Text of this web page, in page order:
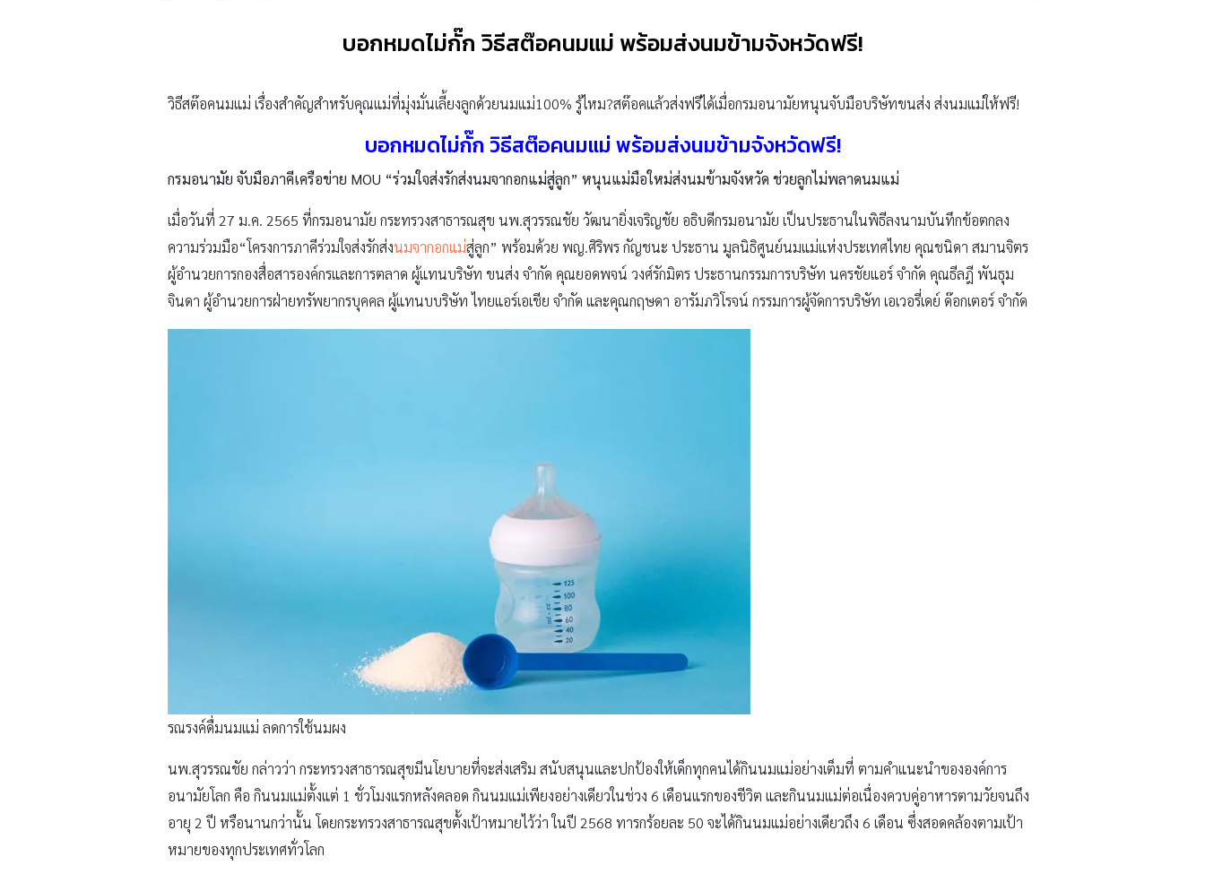
บอกหมดไม่กั๊ก วิธีสต๊อคนมแม่ พร้อมส่งนมข้ามจังหวัดฟรี!
วิธีสต๊อคนมแม่ เรื่องสำคัญสำหรับคุณแม่ที่มุ่งมั่นเลี้ยงลูกด้วยนมแม่100% รู้ไหม?สต๊อคแล้วส่งฟรีได้เมื่อกรมอนามัยหนุนจับมือบริษัทขนส่ง ส่งนมแม่ให้ฟรี!
บอกหมดไม่กั๊ก วิธีสต๊อคนมแม่ พร้อมส่งนมข้ามจังหวัดฟรี!
กรมอนามัย จับมือภาคีเครือข่าย MOU “ร่วมใจส่งรักส่งนมจากอกแม่สู่ลูก” หนุนแม่มือใหม่ส่งนมข้ามจังหวัด ช่วยลูกไม่พลาดนมแม่
​เมื่อวันที่ 27 ม.ค. 2565 ที่กรมอนามัย กระทรวงสาธารณสุข นพ.สุวรรณชัย วัฒนายิ่งเจริญชัย อธิบดีกรมอนามัย เป็นประธานในพิธีลงนามบันทึกข้อตกลง
ความร่วมมือ“โครงการภาคีร่วมใจส่งรักส่งนมจากอกแม่สู่ลูก” พร้อมด้วย พญ.ศิริพร กัญชนะ ประธาน มูลนิธิศูนย์นมแม่แห่งประเทศไทย คุณชนิดา สมานจิตร
ผู้อำนวยการกองสื่อสารองค์กรและการตลาด ผู้แทนบริษัท ขนส่ง จำกัด คุณยอดพจน์ วงศ์รักมิตร ประธานกรรมการบริษัท นครชัยแอร์ จำกัด คุณธีลฎี พันธุม
จินดา ผู้อำนวยการฝ่ายทรัพยากรบุคคล ผู้แทนบบริษัท ไทยแอร์เอเชีย จำกัด และคุณกฤษดา อารัมภวิโรจน์ กรรมการผู้จัดการบริษัท เอเวอรี่เดย์ ด๊อกเตอร์ จำกัด
รณรงค์ดื่มนมแม่ ลดการใช้นมผง
นพ.สุวรรณชัย กล่าวว่า กระทรวงสาธารณสุขมีนโยบายที่จะส่งเสริม สนับสนุนและปกป้องให้เด็กทุกคนได้กินนมแม่อย่างเต็มที่ ตามคำแนะนำขององค์การ
อนามัยโลก คือ กินนมแม่ตั้งแต่ 1 ชั่วโมงแรกหลังคลอด กินนมแม่เพียงอย่างเดียวในช่วง 6 เดือนแรกของชีวิต และกินนมแม่ต่อเนื่องควบคู่อาหารตามวัยจนถึง
อายุ 2 ปี หรือนานกว่านั้น โดยกระทรวงสาธารณสุขตั้งเป้าหมายไว้ว่า ในปี 2568 ทารกร้อยละ 50 จะได้กินนมแม่อย่างเดียวถึง 6 เดือน ซึ่งสอดคล้องตามเป้า
หมายของทุกประเทศทั่วโลก